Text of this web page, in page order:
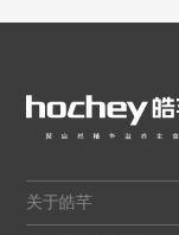
关于皓芊